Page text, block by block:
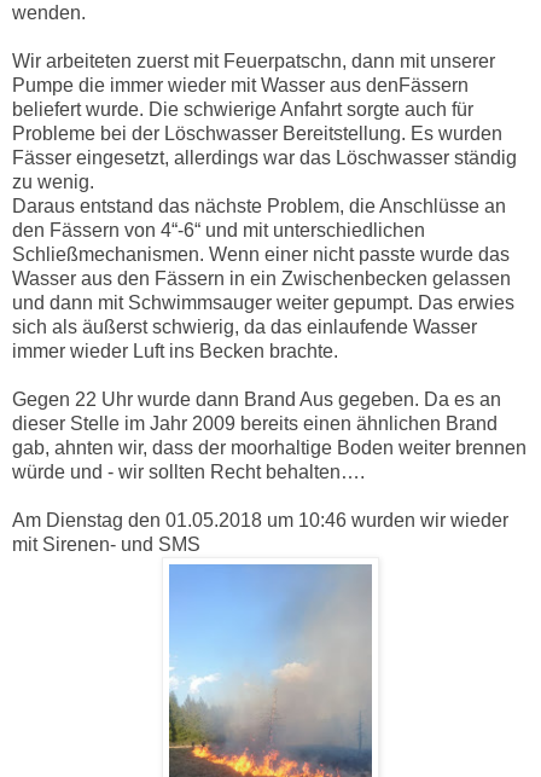
wenden.
Wir arbeiteten zuerst mit Feuerpatschn, dann mit unserer
Pumpe die immer wieder mit Wasser aus denFässern
beliefert wurde. Die schwierige Anfahrt sorgte auch für
Probleme bei der Löschwasser Bereitstellung. Es wurden
Fässer eingesetzt, allerdings war das Löschwasser ständig
zu wenig.
Daraus entstand das nächste Problem, die Anschlüsse an
den Fässern von 4“-6“ und mit unterschiedlichen
Schließmechanismen. Wenn einer nicht passte wurde das
Wasser aus den Fässern in ein Zwischenbecken gelassen
und dann mit Schwimmsauger weiter gepumpt. Das erwies
sich als äußerst schwierig, da das einlaufende Wasser
immer wieder Luft ins Becken brachte.
Gegen 22 Uhr wurde dann Brand Aus gegeben. Da es an
dieser Stelle im Jahr 2009 bereits einen ähnlichen Brand
gab, ahnten wir, dass der moorhaltige Boden weiter brennen
würde und - wir sollten Recht behalten….
Am Dienstag den 01.05.2018 um 10:46 wurden wir wieder
mit Sirenen- und SMS